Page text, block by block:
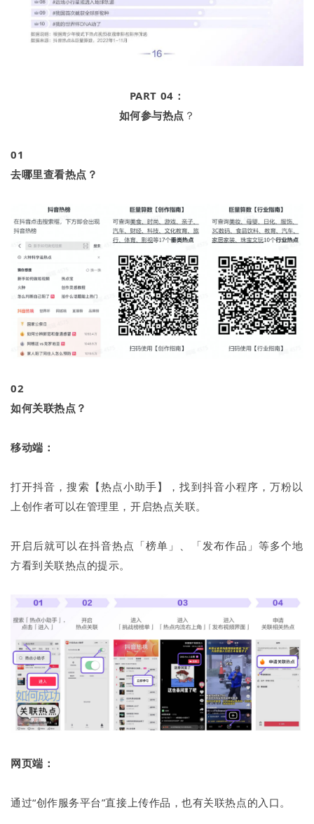
PART 04：
如何参与热点 ？
01
去哪里查看热点？
02
如何关联热点？
移动端：
打开抖音，搜索【热点小助手】，找到抖音小程序，万粉以
上创作者可以在管理里，开启热点关联。
开启后就可以在抖音热点「榜单」、「发布作品」等多个地
方看到关联热点的提示。
网页端：
通过“创作服务平台”直接上传作品，也有关联热点的入口。